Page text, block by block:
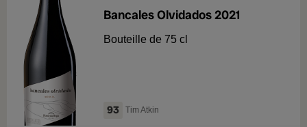
Bancales Olvidados 2021
Bouteille de 75 cl
93 Tim Atkin